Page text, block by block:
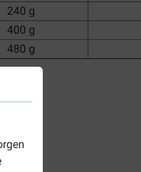
240 g
400 g
480 g